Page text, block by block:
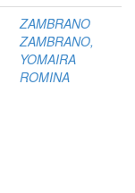
ZAMBRANO
ZAMBRANO,
YOMAIRA
ROMINA